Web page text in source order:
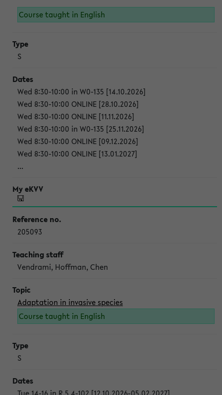
Course taught in English
S
Wed 8:30-10:00 in W0-135 [14.10.2026]
Wed 8:30-10:00 ONLINE [28.10.2026]
Wed 8:30-10:00 ONLINE [11.11.2026]
Wed 8:30-10:00 in W0-135 [25.11.2026]
Wed 8:30-10:00 ONLINE [09.12.2026]
Wed 8:30-10:00 ONLINE [13.01.2027]
...
205093
Vendrami, Hoffman, Chen
Adaptation in invasive species
Course taught in English
S